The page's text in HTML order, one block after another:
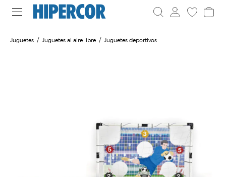
Juguetes Juguetes al aire libre Juguetes deportivos